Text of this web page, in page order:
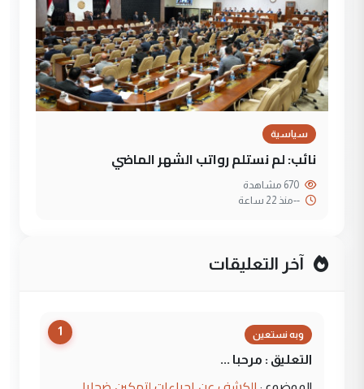
سياسية
نائب: لم نستلم رواتب الشهر الماضي
--منذ 22 ساعة
آخر التعليقات
1 وبه نستعين
التعليق : مرحبا ...